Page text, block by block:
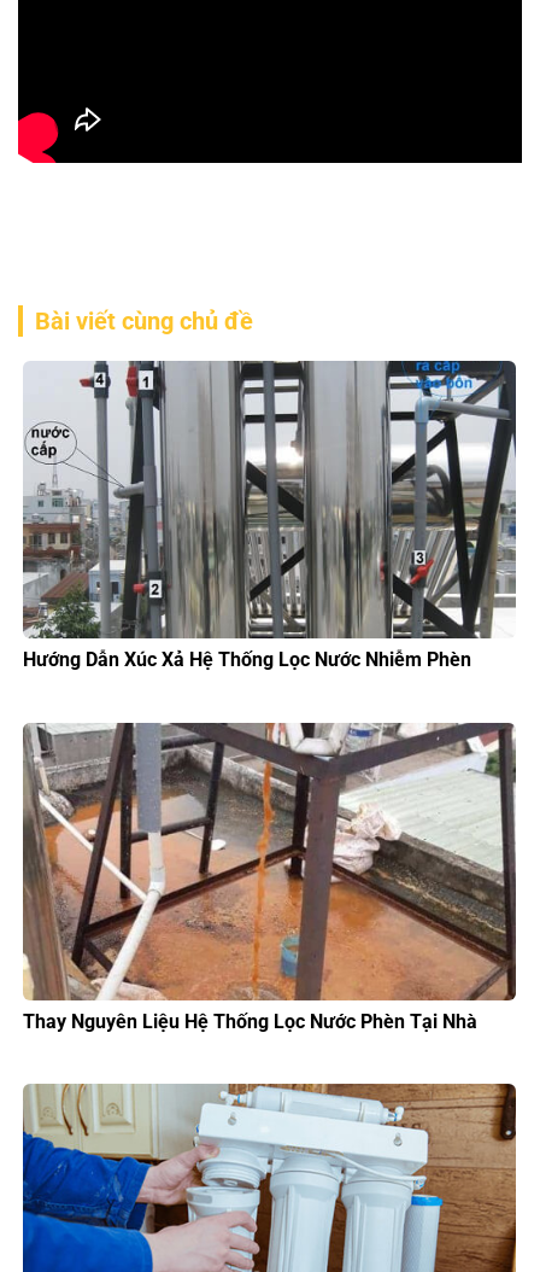
Bài viết cùng chủ đề
Hướng Dẫn Xúc Xả Hệ Thống Lọc Nước Nhiễm Phèn
Thay Nguyên Liệu Hệ Thống Lọc Nước Phèn Tại Nhà